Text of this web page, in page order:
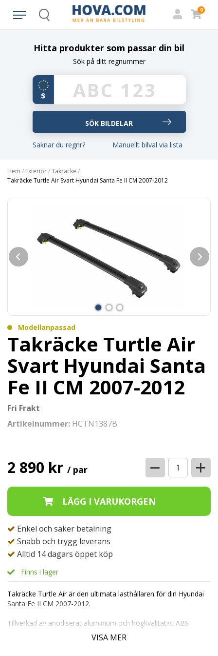
Search
0
Hitta produkter som passar din bil
Sök på ditt regnummer
Saknar du regnr? Manuellt bilval via lista
Hem / Exteriör/Takräcke /
Takräcke Turtle Air Svart Hyundai Santa Fe II CM 2007-2012
Modellanpassad
Takräcke Turtle Air
Svart Hyundai Santa
Fe II CM 2007-2012
Fri Frakt
Artikelnummer: HCTN1387B
2 890 kr / par − +
Enkel och säker betalning
Snabb och trygg leverans
Alltid 14 dagars öppet köp
Finns i lager
Takräcke Turtle Air är den ultimata lasthållaren för din Hyundai
Santa Fe II CM 2007-2012.
Tillverkad av anodiserat aluminium och högkvalitativt ABS-
plastfästen, är detta takräcke byggt för att hålla i många år
VISA MER